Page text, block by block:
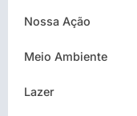
Nossa Ação
Meio Ambiente
Lazer